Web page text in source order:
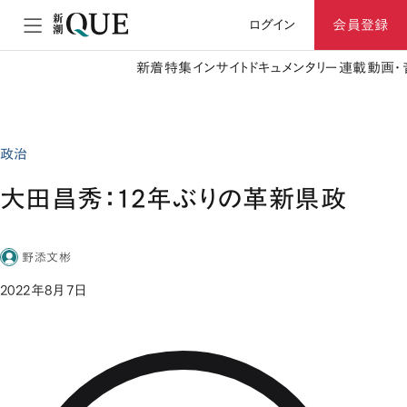
ログイン 会員登録
新着特集 インサイト ドキュメンタリー 連載動画
政治
大田昌秀：12年ぶりの革新県政
野添文彬
2022年8月7日